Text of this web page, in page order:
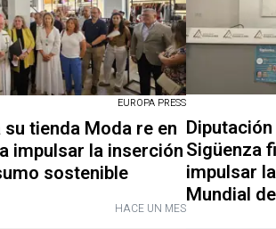
EUROPA PRESS
tienda Moda re en
impulsar la inserción
sostenible
HACE UN MES
Sigüenza
impulsar
Mundial